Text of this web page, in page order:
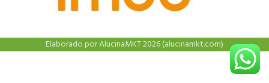
Elaborado por AlucinaMKT 2026 (alucinamkt.com)